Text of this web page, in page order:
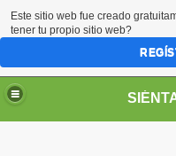
Este sitio web fue creado
tener tu propio sitio web?